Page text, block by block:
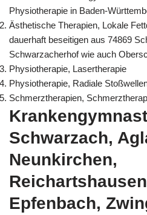
Physiotherapie in Baden-
Ästhetische Therapien, Lokale
dauerhaft beseitigen aus 74869
Schwarzacherhof wie auch
Physiotherapie, Lasertherapie
Physiotherapie, Radiale
Schmerztherapien,
Schwarzach,
Neunkirchen,
Epfenbach,